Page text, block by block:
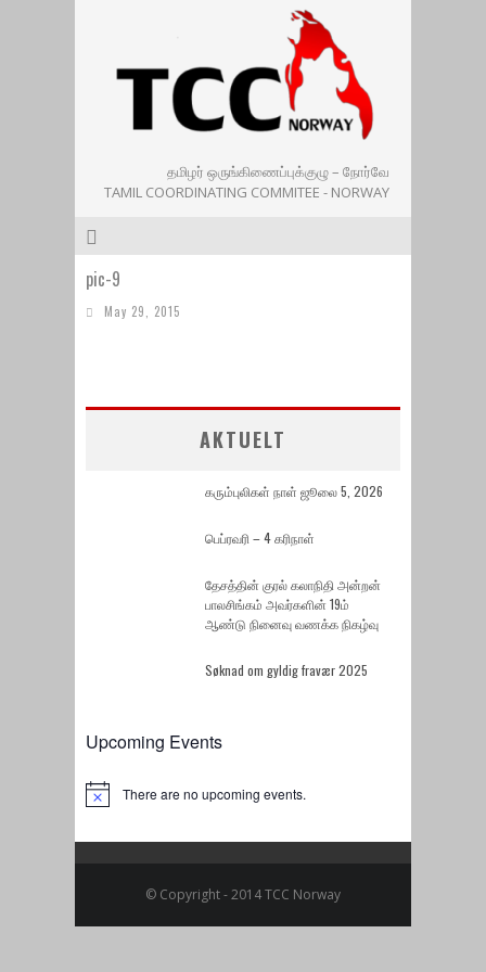
தமிழர் ஒருங்கிணைப்புக்குழு – நோர்வே
TAMIL COORDINATING COMMITEE - NORWAY
pic-9
May 29, 2015
AKTUELT
கரும்புலிகள் நாள் ஜூலை 5, 2026
பெப்ரவரி – 4 கரிநாள்
தேசத்தின் குரல் கலாநிதி அன்றன்
பாலசிங்கம் அவர்களின் 19ம்
ஆண்டு நினைவு வணக்க நிகழ்வு
Søknad om gyldig fravær 2025
Upcoming Events
Notice There are no upcoming events.
© Copyright - 2014 TCC Norway